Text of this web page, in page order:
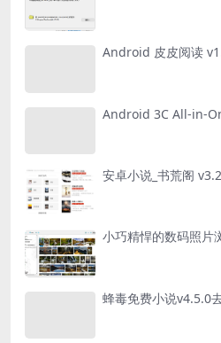
Android 皮皮阅读
Android 3C All-in-
安卓小说_书荒阁
小巧精悍的数码照
蜂毒免费小说v4.5.0